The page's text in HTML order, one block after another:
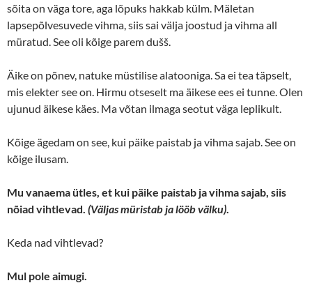
sõita on väga tore, aga lõpuks hakkab külm. Mäletan
lapsepõlvesuvede vihma, siis sai välja joostud ja vihma all
müratud. See oli kõige parem dušš.
Äike on põnev, natuke müstilise alatooniga. Sa ei tea täpselt,
mis elekter see on. Hirmu otseselt ma äikese ees ei tunne. Olen
ujunud äikese käes. Ma võtan ilmaga seotut väga leplikult.
Kõige ägedam on see, kui päike paistab ja vihma sajab. See on
kõige ilusam.
Mu vanaema ütles, et kui päike paistab ja vihma sajab, siis
nõiad vihtlevad. (Väljas müristab ja lööb välku)
Keda nad vihtlevad?
Mul pole aimugi.